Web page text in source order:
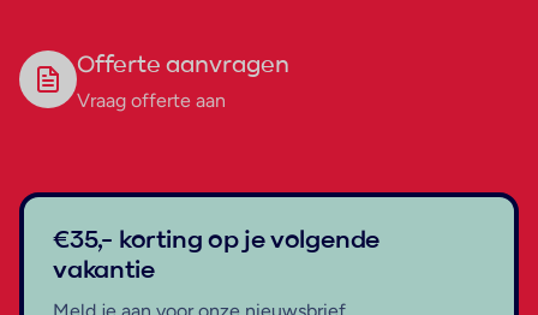
Offerte aanvragen
Vraag offerte aan
€35,- korting op je volgende
vakantie